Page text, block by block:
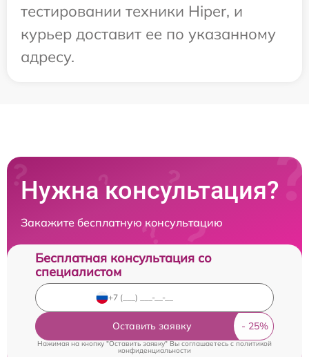
тестировании техники Hiper, и
курьер доставит ее по указанному
адресу.
Нужна консультация?
Закажите бесплатную консультацию
Бесплатная консультация со
специалистом
Оставить заявку
Нажимая на кнопку "Оставить заявку" Вы соглашаетесь cполитикой
конфиденциальности